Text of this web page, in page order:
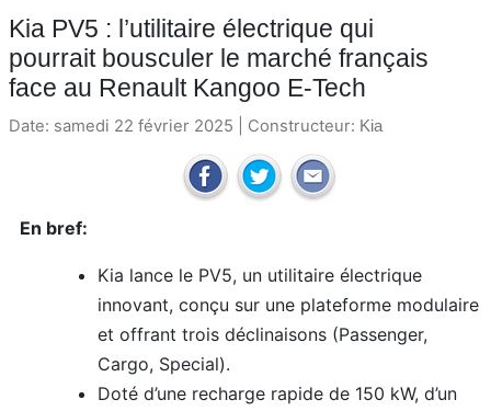
Kia PV5 : l’utilitaire électrique qui
pourrait bousculer le marché français
face au Renault Kangoo E-Tech
Date: samedi 22 février 2025 | Constructeur: Kia
En bref:
Kia lance le PV5, un utilitaire électrique
innovant, conçu sur une plateforme modulaire
et offrant trois déclinaisons (Passenger,
Cargo, Special).
Doté d’une recharge rapide de 150 kW, d’un